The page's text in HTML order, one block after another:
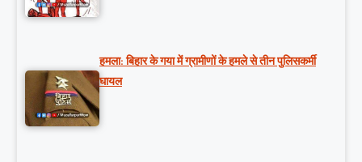
हमला: बिहार के गया में ग्रामीणों के हमले से तीन पुलिसकर्मी
घायल